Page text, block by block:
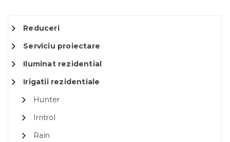
Reduceri
Serviciu proiectare
Iluminat rezidential
Irigatii rezidentiale
Hunter
Irritrol
Rain